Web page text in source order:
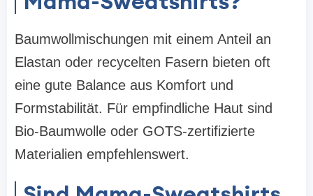
Baumwollmischungen mit einem Anteil an
Elastan oder recycelten Fasern bieten oft
eine gute Balance aus Komfort und
Formstabilität. Für empfindliche Haut sind
Bio-Baumwolle oder GOTS-zertifizierte
Materialien empfehlenswert.